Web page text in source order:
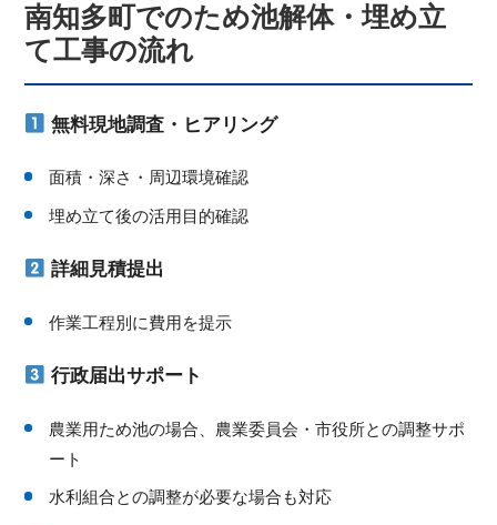
南知多町でのため池解体・埋め立
て工事の流れ
無料現地調査・ヒアリング
面積・深さ・周辺環境確認
埋め立て後の活用目的確認
詳細見積提出
作業工程別に費用を提示
行政届出サポート
農業用ため池の場合、農業委員会・市役所との調整サポ
ート
水利組合との調整が必要な場合も対応